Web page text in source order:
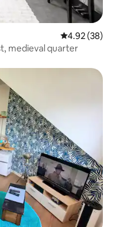
Calificación
4.92 (38)
medieval quarter